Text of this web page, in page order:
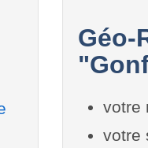
Géo-
votre
votre